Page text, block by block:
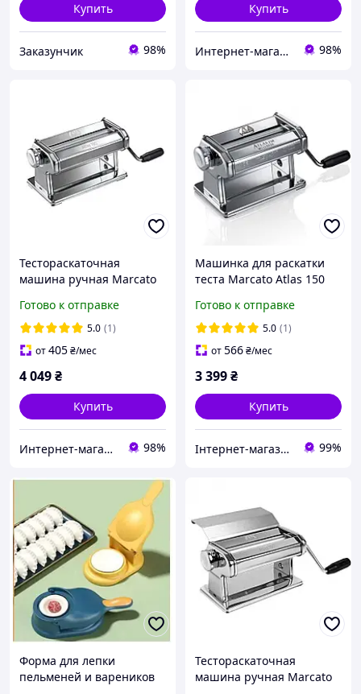
Купить
Заказунчик 98%
Купить
Интернет-магазин Фаворит 98%
Тестораскаточная
машина ручная Marcato
Готово к отправке
5.0 (1)
от405₴/мес
4 049₴
Купить
Интернет-магазин Фаворит 98%
Машинка для раскатки
теста Marcato Atlas 150
Готово к отправке
5.0 (1)
от566₴/мес
3 399₴
Купить
Інтернет-магазин Dimua 99%
Форма для лепки
пельменей и вареников
Тестораскаточная
машина ручная Marcato